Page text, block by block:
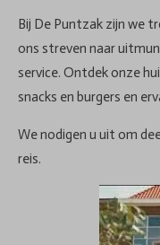
Bij De Puntzak zijn we
ons streven naar
service. Ontdek onze
snacks en burgers en
We nodigen u uit om
reis.